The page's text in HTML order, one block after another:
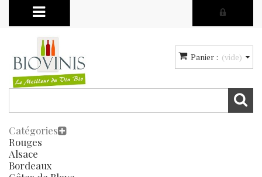
Catégories
Rouges
Alsace
Bordeaux
Panier : (vide)